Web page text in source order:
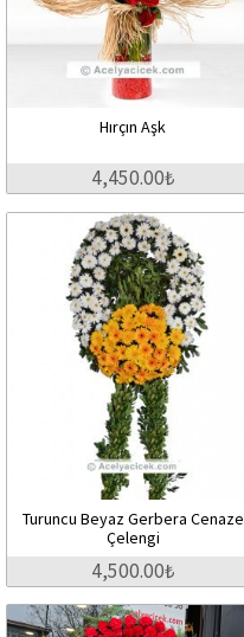
Hırçın Aşk
4,450.00₺
Turuncu Beyaz Gerbera Cenaze
Çelengi
4,500.00₺